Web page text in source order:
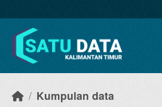
Kumpulan data